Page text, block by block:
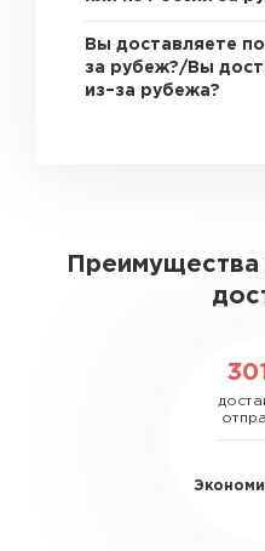
Вы доставляете
за рубеж?/Вы
из–за рубежа?